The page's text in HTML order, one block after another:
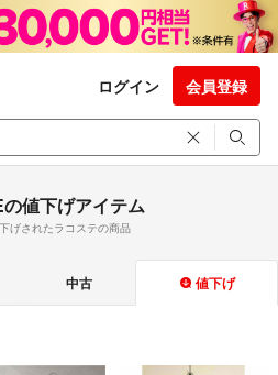
ログイン 会員登録
値下げアイテム
げされたラコステの商品
中古 値下げ